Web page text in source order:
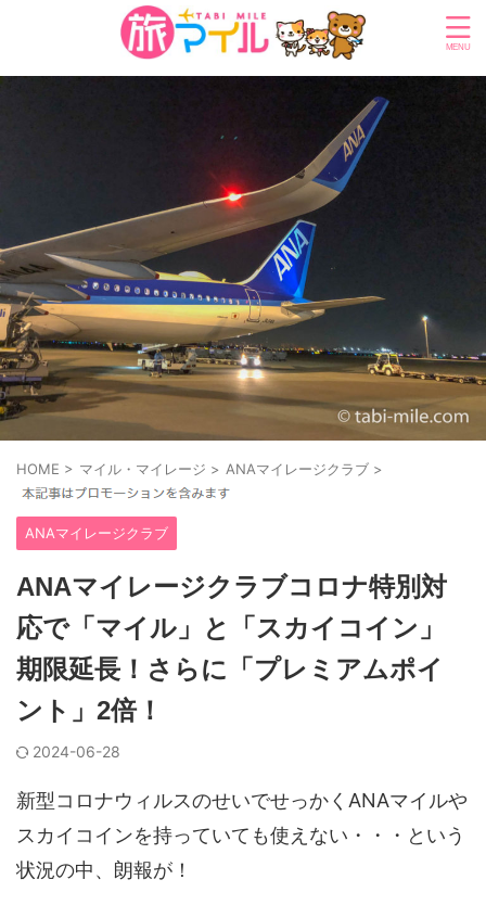
HOME > マイル・マイレージ > ANAマイレージクラブ >
ANAマイレージクラブ
ANAマイレージクラブコロナ特別対
応で「マイル」と「スカイコイン」
期限延長！さらに「プレミアムポイ
ント」2倍！
2024-06-28
新型コロナウィルスのせいでせっかくANAマイルや
スカイコインを持っていても使えない・・・という
状況の中、朗報が！